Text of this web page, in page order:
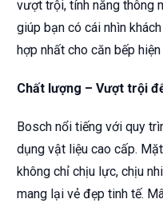
vượt trội, tính năng thông
giúp bạn có cái nhìn
hợp nhất cho căn bếp
Chất lượng – Vượt trội
Bosch nổi tiếng với quy
dụng vật liệu cao cấp.
không chỉ chịu lực, chịu
mang lại vẻ đẹp tinh tế.